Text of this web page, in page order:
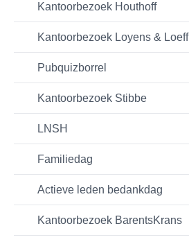
Kantoorbezoek Houthoff
Kantoorbezoek Loyens & Loeff
Pubquizborrel
Kantoorbezoek Stibbe
LNSH
Familiedag
Actieve leden bedankdag
Kantoorbezoek BarentsKrans